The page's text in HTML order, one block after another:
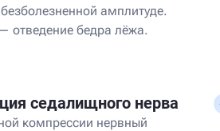
амплитуде.
отведение бедра лёжа.
седалищного нерва
компрессии нервный